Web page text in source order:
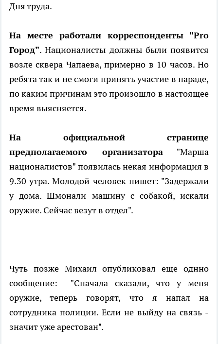
Дня труда.
На месте работали корреспонденты "Pro
Город". Националисты должны были появится
возле сквера Чапаева, примерно в 10 часов. Но
ребята так и не смоги принять участие в параде,
по каким причинам это произошло в настоящее
время выясняется.
На официальной странице
предполагаемого организатора"Марша
националистов" появилась некая информация в
9.30 утра. Молодой человек пишет: "Задержали
у дома. Шмонали машину с собакой, искали
оружие. Сейчас везут в отдел".
Чуть позже Михаил опубликовал еще однно
сообщение: "Сначала сказали, что у меня
оружие, теперь говорят, что я напал на
сотрудника полиции. Если не выйду на связь -
значит уже арестован".